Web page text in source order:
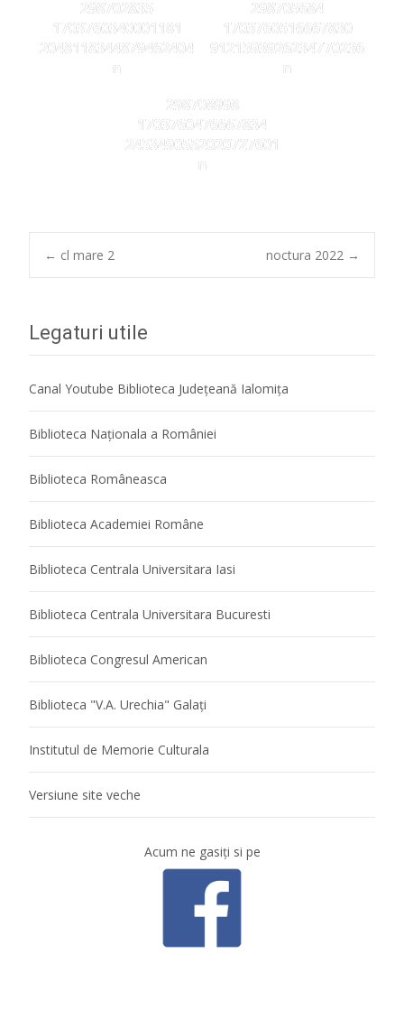
298702835
1703760340001181
2048118344879462404
n
298705684
1703760516667830
9121593926234770236
n
298708998
1703760476667834
2453490552020727601
n
Post
navigation
← cl mare 2 noctura 2022 →
Legaturi utile
Canal Youtube Biblioteca Județeană Ialomița
Biblioteca Naţionala a României
Biblioteca Româneasca
Biblioteca Academiei Române
Biblioteca Centrala Universitara Iasi
Biblioteca Centrala Universitara Bucuresti
Biblioteca Congresul American
Biblioteca "V.A. Urechia" Galaţi
Institutul de Memorie Culturala
Versiune site veche
Acum ne gasiţi si pe